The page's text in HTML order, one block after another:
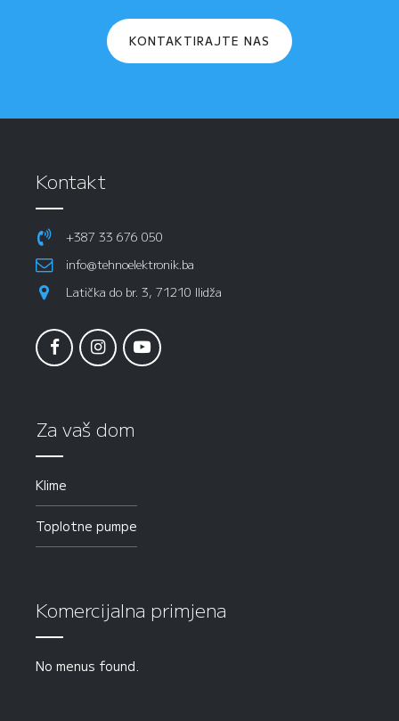
KONTAKTIRAJTE NAS
Kontakt
+387 33 676 050
info@tehnoelektronik.ba
Latička do br. 3, 71210 Ilidža
Za vaš dom
Klime
Toplotne pumpe
Komercijalna primjena
No menus found.